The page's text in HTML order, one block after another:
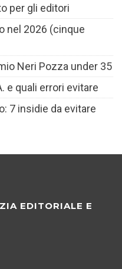
per gli editori
nel 2026 (cinque
Neri Pozza under 35
e quali errori evitare
7 insidie da evitare
EDITORIALE E